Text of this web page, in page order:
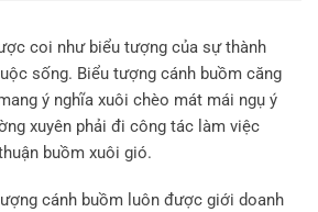
coi như biểu tượng của sự thành
sống. Biểu tượng cánh buồm căng
ý nghĩa xuôi chèo mát mái ngụ ý
xuyên phải đi công tác làm việc
buồm xuôi gió.
cánh buồm luôn được giới doanh